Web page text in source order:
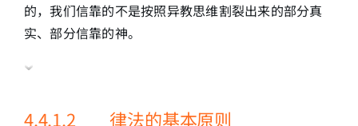
的，我们信靠的不是按照异教思维割裂出来的部分真
实、部分信靠的神。
4.4.1.2 律法的基本原则